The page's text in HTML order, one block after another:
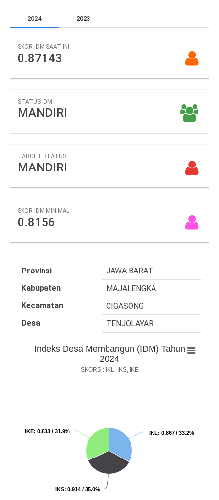
2024 2023
SKOR IDM SAAT INI
0.87143
STATUS IDM
MANDIRI
TARGET STATUS
MANDIRI
SKOR IDM MINIMAL
0.8156
Provinsi
JAWA BARAT
Kabupaten
MAJALENGKA
Kecamatan
CIGASONG
Desa
TENJOLAYAR
Indeks Desa Membangun (IDM) Tahun
2024
SKORS : IKL, IKS, IKE
IKL: 0.867 / 33.2%
IKL: 0.867 / 33.2%
IKS: 0.914 / 35.0%
IKS: 0.914 / 35.0%
IKE: 0.833 / 31.9%
IKE: 0.833 / 31.9%